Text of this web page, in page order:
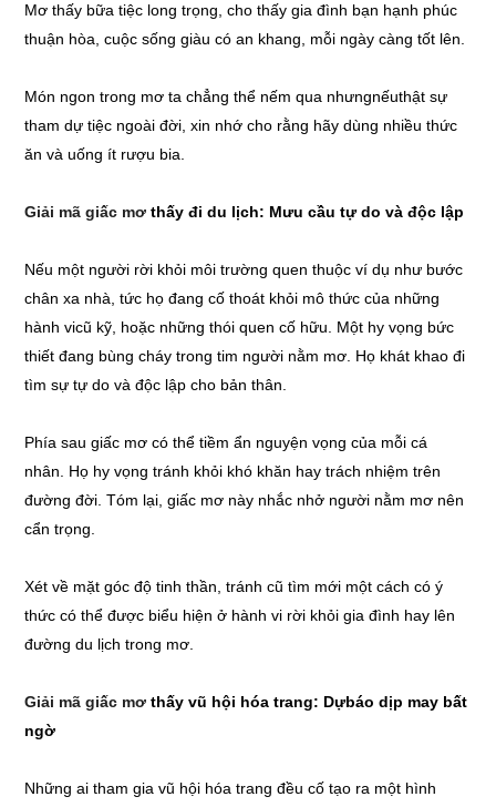
Mơ thấy bữa tiệc long trọng, cho thấy gia đình bạn hạnh phúc
thuận hòa, cuộc sống giàu có an khang, mỗi ngày càng tốt lên.
Món ngon trong mơ ta chẳng thể nếm qua nhưngnếuthật sự
tham dự tiệc ngoài đời, xin nhớ cho rằng hãy dùng nhiều thức
ăn và uống ít rượu bia.
Giải mã giấc mơthấy đi du lịch: Mưu cầu tự do và độc lập
Nếu một người rời khỏi môi trường quen thuộc ví dụ như bước
chân xa nhà, tức họ đang cố thoát khỏi mô thức của những
hành vicũ kỹ, hoặc những thói quen cố hữu. Một hy vọng bức
thiết đang bùng cháy trong tim người nằm mơ. Họ khát khao đi
tìm sự tự do và độc lập cho bản thân.
Phía sau giấc mơ có thể tiềm ẩn nguyện vọng của mỗi cá
nhân. Họ hy vọng tránh khỏi khó khăn hay trách nhiệm trên
đường đời. Tóm lại, giấc mơ này nhắc nhở người nằm mơ nên
cẩn trọng.
Xét về mặt góc độ tinh thần, tránh cũ tìm mới một cách có ý
thức có thể được biểu hiện ở hành vi rời khỏi gia đình hay lên
đường du lịch trong mơ.
Giải mã giấc mơthấy vũ hội hóa trang: Dựbáo dịp may bất
ngờ
Những ai tham gia vũ hội hóa trang đều cố tạo ra một hình